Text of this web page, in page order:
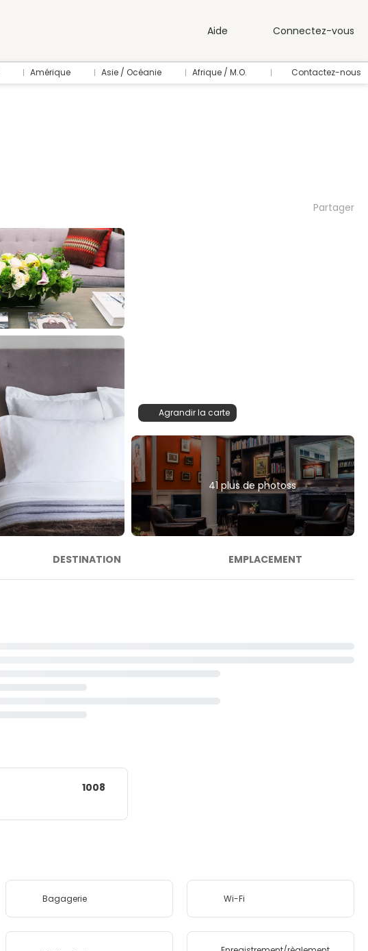
Aide Connectez-vous
Amérique Asie / Océanie Afrique / M.O. Contactez-nous
Partager
Agrandir la carte
41 plus de photoss
DESTINATION EMPLACEMENT
1008
Bagagerie Wi-Fi